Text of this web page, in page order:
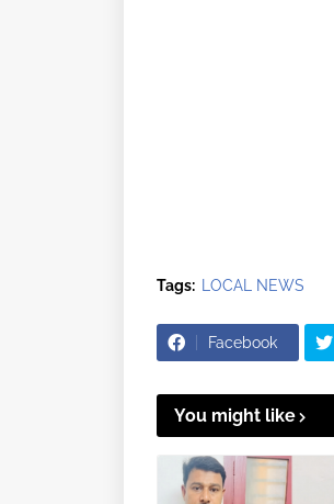
Tags: LOCAL NEWS
Facebook
You might like